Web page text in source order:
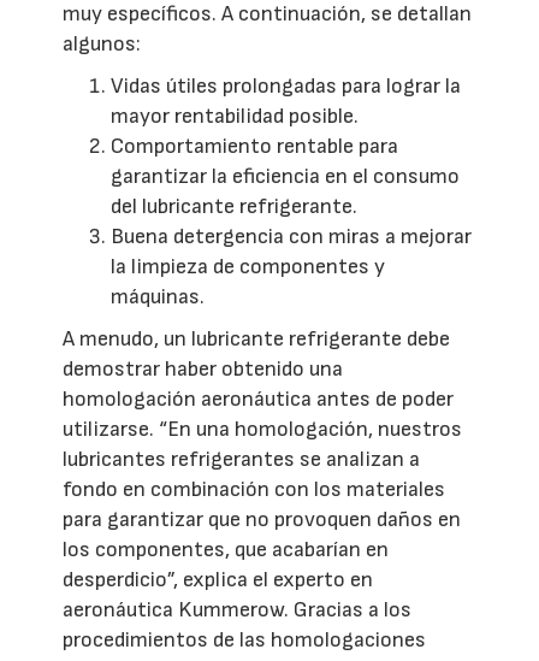
muy específicos. A continuación, se detallan
algunos:
Vidas útiles prolongadas para lograr la
mayor rentabilidad posible.
Comportamiento rentable para
garantizar la eficiencia en el consumo
del lubricante refrigerante.
Buena detergencia con miras a mejorar
la limpieza de componentes y
máquinas.
A menudo, un lubricante refrigerante debe
demostrar haber obtenido una
homologación aeronáutica antes de poder
utilizarse. “En una homologación, nuestros
lubricantes refrigerantes se analizan a
fondo en combinación con los materiales
para garantizar que no provoquen daños en
los componentes, que acabarían en
desperdicio”, explica el experto en
aeronáutica Kummerow. Gracias a los
procedimientos de las homologaciones